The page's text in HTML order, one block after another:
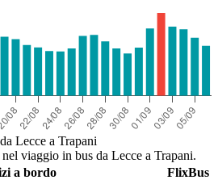
Lecce a Trapani
viaggio in bus da Lecce a Trapani.
a bordo
FlixBus